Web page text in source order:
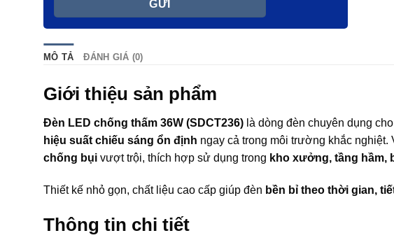
MÔ TẢ ĐÁNH GIÁ (0)
Giới thiệu sản phẩm
Đèn LED chống thấm 36W (SDCT236) là dòng đèn chuyên dụng cho
hiệu suất chiếu sáng ổn định ngay cả trong môi trường khắc nghiệt.
chống bụi vượt trội, thích hợp sử dụng trong kho xưởng, tầng hầm,
Thiết kế nhỏ gọn, chất liệu cao cấp giúp đèn bền bỉ theo thời gian,
Thông tin chi tiết